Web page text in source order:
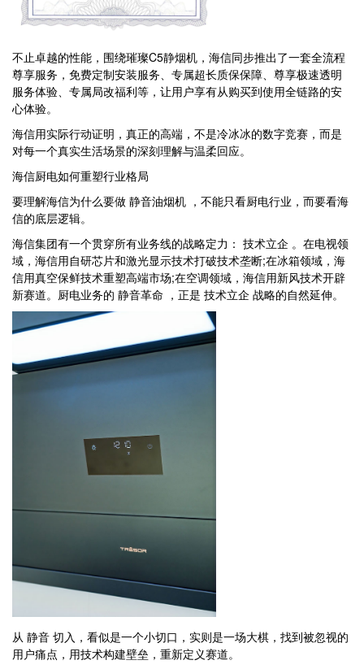
不止卓越的性能，围绕璀璨C5静烟机，海信同步推出了一套全流程
尊享服务，免费定制安装服务、专属超长质保保障、尊享极速透明
服务体验、专属局改福利等，让用户享有从购买到使用全链路的安
心体验。
海信用实际行动证明，真正的高端，不是冷冰冰的数字竞赛，而是
对每一个真实生活场景的深刻理解与温柔回应。
海信厨电如何重塑行业格局
要理解海信为什么要做 静音油烟机 ，不能只看厨电行业，而要看海
信的底层逻辑。
海信集团有一个贯穿所有业务线的战略定力： 技术立企 。在电视领
域，海信用自研芯片和激光显示技术打破技术垄断;在冰箱领域，海
信用真空保鲜技术重塑高端市场;在空调领域，海信用新风技术开辟
新赛道。厨电业务的 静音革命 ，正是 技术立企 战略的自然延伸。
从 静音 切入，看似是一个小切口，实则是一场大棋，找到被忽视的
用户痛点，用技术构建壁垒，重新定义赛道。